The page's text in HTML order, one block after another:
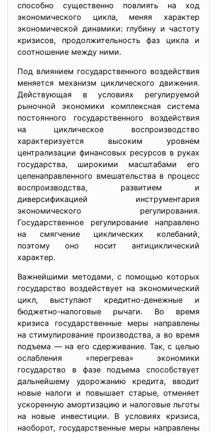
способно существенно повлиять на ход
экономического цикла, меняя характер
экономической динамики: глубину и частоту
кризисов, продолжительность фаз цикла и
соотношение между ними.
Под влиянием государственного воздействия
меняется механизм циклического движения.
Действующая в условиях регулируемой
рыночной экономики комплексная система
постоянного государственного воздействия
на циклическое воспроизводство
характеризуется высоким уровнем
централизации финансовых ресурсов в руках
государства, широкими масштабами его
целенаправленного вмешательства в процесс
воспроизводства, развитием и
диверсификацией инструментария
экономического регулирования.
Государственное регулирование направлено
на смягчение циклических колебаний,
поэтому оно носит антициклический
характер.
Важнейшими методами, с помощью которых
государство воздействует на экономический
цикл, выступают кредитно-денежные и
бюджетно-налоговые рычаги. Во время
кризиса государственные меры направлены
на стимулирование производства, а во время
подъема — на его сдерживание. Так, с целью
ослабления «перегрева» экономики
государство в фазе подъема способствует
дальнейшему удорожанию кредита, вводит
новые налоги и повышает старые, отменяет
ускоренную амортизацию и налоговые льготы
на новые инвестиции. В условиях кризиса,
наоборот, государственные меры направлены